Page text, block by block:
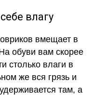
влагу
вмещает в
обуви вам скорее
столько влаги в
же вся грязь и
там, а